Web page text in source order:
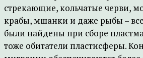
стрекающие, кольчатые черви,
крабы, мшанки и даже рыбы –
были найдены при сборе
тоже обитатели пластисферы.